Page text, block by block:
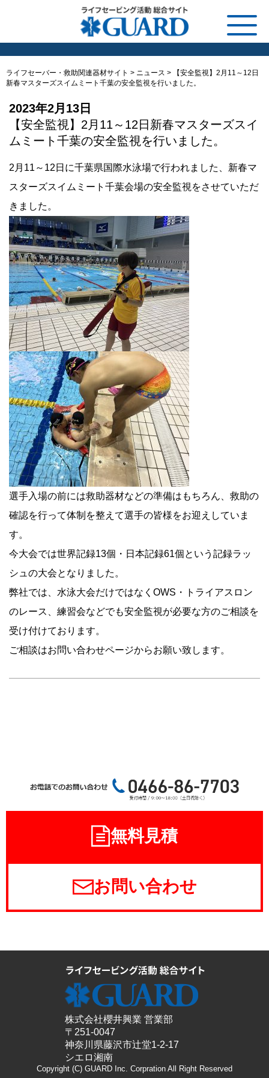
ライフセーバー・救助関連器材サイト > ニュース >
【安全監視】2月11～12日
新春マスターズスイムミート千葉の安全監視を行いました。
2023年2月13日
【安全監視】2月11～12日新春マスターズスイ
ムミート千葉の安全監視を行いました。
2月11～12日に千葉県国際水泳場で行われました、新春マ
スターズスイムミート千葉会場の安全監視をさせていただ
きました。
選手入場の前には救助器材などの準備はもちろん、救助の
確認を行って体制を整えて選手の皆様をお迎えしていま
す。
今大会では世界記録13個・日本記録61個という記録ラッ
シュの大会となりました。
弊社では、水泳大会だけではなくOWS・トライアスロン
のレース、練習会などでも安全監視が必要な方のご相談を
受け付けております。
ご相談はお問い合わせページからお願い致します。
無料見積
お問い合わせ
株式会社櫻井興業 営業部
〒251-0047
神奈川県藤沢市辻堂1-2-17
シエロ湘南
Copyright (C) GUARD Inc. Corpration All Right Reserved